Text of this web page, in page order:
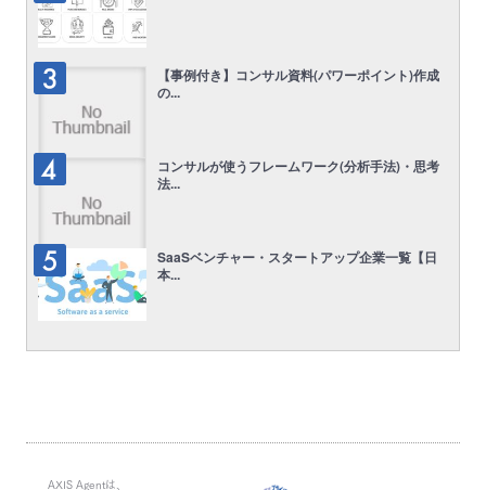
【事例付き】コンサル資料(パワーポイント)作成
の...
コンサルが使うフレームワーク(分析手法)・思考
法...
SaaSベンチャー・スタートアップ企業一覧【日
本...
AXIS Agentは、